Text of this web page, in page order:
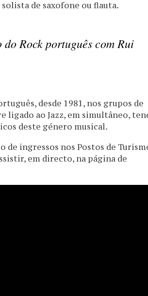
de saxofone ou flauta.
Rock português com Rui
desde 1981, nos grupos de
ligado ao Jazz, em simultâneo,
deste género musical.
ingressos nos Postos de
em directo, na página de